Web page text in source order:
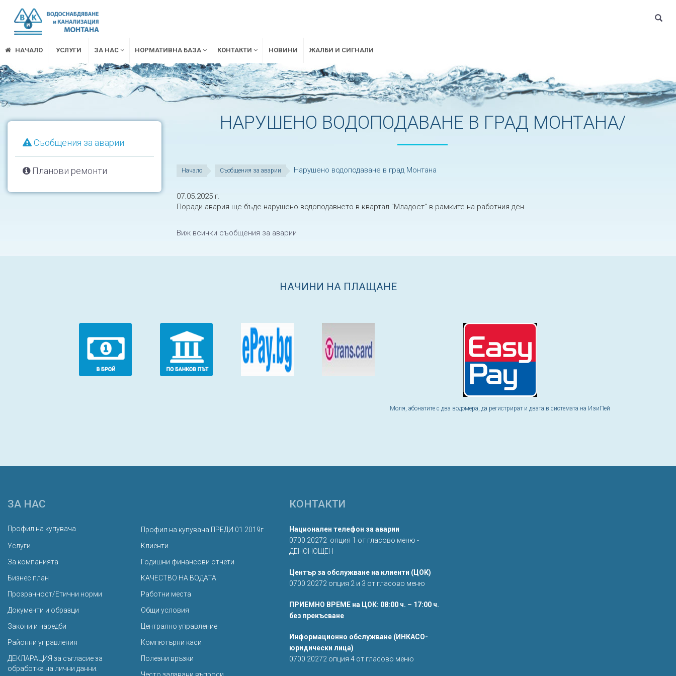
НАЧАЛО УСЛУГИ ЗА НАС НОРМАТИВНА БАЗА КОНТАКТИ НОВИНИ ЖАЛБИ И СИГНАЛИ
Съобщения за аварии
Планови ремонти
НАРУШЕНО ВОДОПОДАВАНЕ В ГРАД МОНТАНА/
Начало Съобщения за аварии Нарушено водоподаване в град Монтана
07.05.2025 г.
Поради авария ще бъде нарушено водоподавнето в квартал "Младост" в рамките на работния ден.
Виж всички съобщения за аварии
НАЧИНИ НА ПЛАЩАНЕ
Моля, абонатите с два водомера, да регистрират и двата в системата на ИзиПей
ЗА НАС
Профил на купувача
Профил на купувача ПРЕДИ 01 2019г
Услуги
Клиенти
За компанията
Годишни финансови отчети
Бизнес план
КАЧЕСТВО НА ВОДАТА
Прозрачност/Етични норми
Работни места
Документи и образци
Общи условия
Закони и наредби
Централно управление
Районни управления
Компютърни каси
ДЕКЛАРАЦИЯ за съгласие за
обработка на лични данни.
Полезни връзки
КОНТАКТИ
Национален телефон за аварии
0700 20272 опция 1 от гласово меню -
ДЕНОНОЩЕН
Център за обслужване на клиенти (ЦОК)
0700 20272 опция 2 и 3 от гласово меню
ПРИЕМНО ВРЕМЕ на ЦОК: 08:00 ч. – 17:00 ч.
без прекъсване
Информационно обслужване (ИНКАСО-
юридически лица)
0700 20272 опция 4 от гласово меню